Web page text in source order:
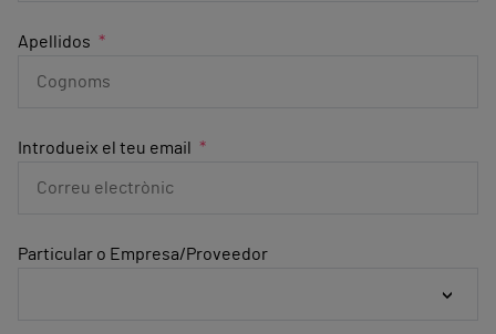
Apellidos
Introdueix el teu email
Particular o Empresa/Proveedor